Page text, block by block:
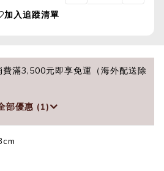
加入追蹤清單
費滿3,500元即享免運（海外配送除
部優惠 (1)